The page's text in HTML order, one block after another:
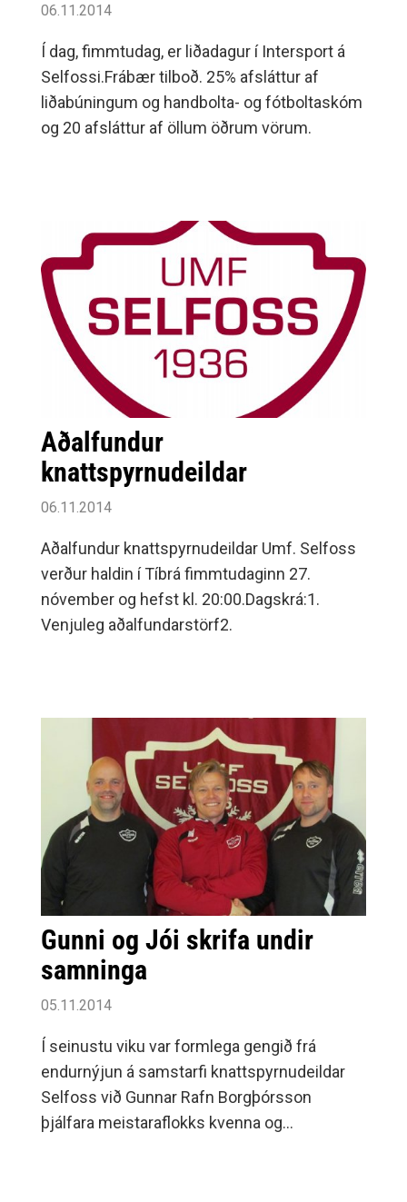
06.11.2014
Í dag, fimmtudag, er liðadagur í Intersport á
Selfossi.Frábær tilboð. 25% afsláttur af
liðabúningum og handbolta- og fótboltaskóm
og 20 afsláttur af öllum öðrum vörum.
Aðalfundur
knattspyrnudeildar
06.11.2014
Aðalfundur knattspyrnudeildar Umf. Selfoss
verður haldin í Tíbrá fimmtudaginn 27.
nóvember og hefst kl. 20:00.Dagskrá:1.
Venjuleg aðalfundarstörf2.
Gunni og Jói skrifa undir
samninga
05.11.2014
Í seinustu viku var formlega gengið frá
endurnýjun á samstarfi knattspyrnudeildar
Selfoss við Gunnar Rafn Borgþórsson
þjálfara meistaraflokks kvenna og